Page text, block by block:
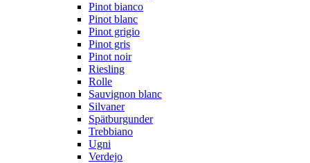
Pinot bianco
Pinot blanc
Pinot grigio
Pinot gris
Pinot noir
Riesling
Rolle
Sauvignon blanc
Silvaner
Spätburgunder
Trebbiano
Ugni
Verdejo